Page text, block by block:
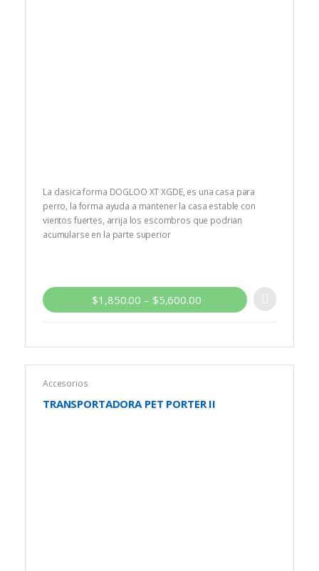
La clasica forma DOGLOO XT XGDE, es una casa para
perro, la forma ayuda a mantener la casa estable con
vientos fuertes, arrija los escombros que podrian
acumularse en la parte superior
$1,850.00 – $5,600.00
Accesorios
TRANSPORTADORA PET PORTER II